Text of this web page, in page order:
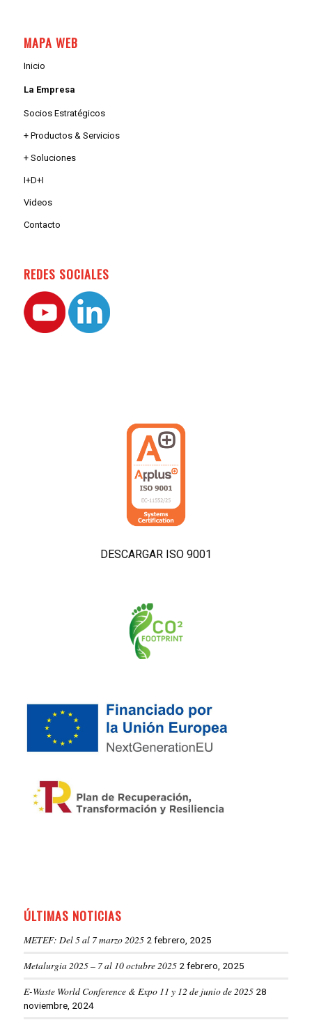
MAPA WEB
Inicio
La Empresa
Socios Estratégicos
+ Productos & Servicios
+ Soluciones
I+D+I
Videos
Contacto
REDES SOCIALES
DESCARGAR ISO 9001
ÚLTIMAS NOTICIAS
METEF: Del 5 al 7 marzo 2025 2 febrero, 2025
Metalurgia 2025 – 7 al 10 octubre 2025 2 febrero, 2025
E-Waste World Conference & Expo 11 y 12 de junio de 2025 28
noviembre, 2024